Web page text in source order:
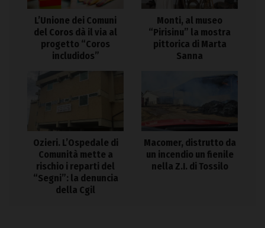
L’Unione dei Comuni
del Coros dà il via al
progetto “Coros
includidos”
Monti, al museo
“Pirisinu” la mostra
pittorica di Marta
Sanna
Ozieri. L’Ospedale di
Comunità mette a
rischio i reparti del
“Segni”: la denuncia
della Cgil
Macomer, distrutto da
un incendio un fienile
nella Z.I. di Tossilo